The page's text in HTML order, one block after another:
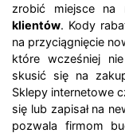
zrobić miejsce na
klientów. Kody
na przyciągnięcie
które wcześniej
skusić się na
Sklepy internetowe
się lub zapisał na
pozwala firmom